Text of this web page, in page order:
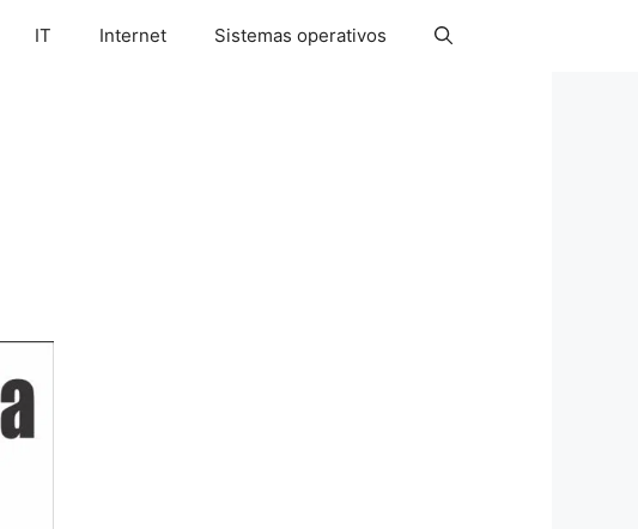
IT Internet Sistemas operativos